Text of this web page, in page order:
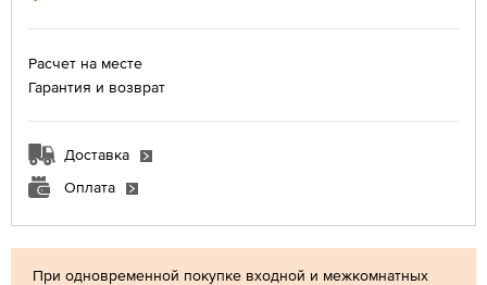
При одновременной покупке входной и межкомнатных
Расчет на месте
Гарантия и возврат
Доставка
Оплата